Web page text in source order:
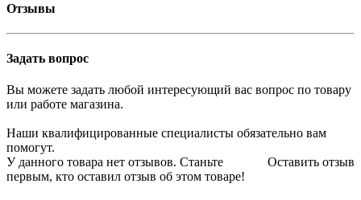
Отзывы
Задать вопрос
Вы можете задать любой интересующий вас вопрос по товару
или работе магазина.
Наши квалифицированные специалисты обязательно вам
помогут.
Оставить отзыв
У данного товара нет отзывов. Станьте
первым, кто оставил отзыв об этом товаре!